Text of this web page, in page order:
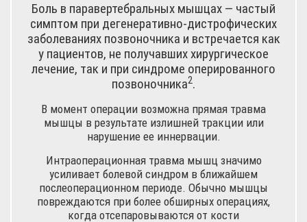
Боль в паравертебральных мышцах — частый
симптом при дегенеративно-дистрофических
заболеваниях позвоночника и встречается как
у пациентов, не получавших хирургическое
лечение, так и при синдроме оперированного
позвоночника2.
В момент операции возможна прямая травма
мышцы в результате излишней тракции или
нарушение ее иннервации.
Интраоперационная травма мышц значимо
усиливает болевой синдром в ближайшем
послеоперационном периоде. Обычно мышцы
повреждаются при более обширных операциях,
когда отсепаровываются от кости